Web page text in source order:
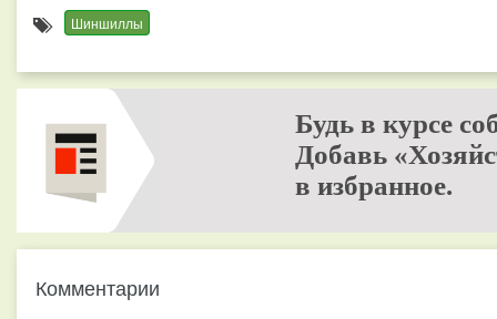
Шиншиллы
Будь в курсе
Добавь
в избранное.
Комментарии